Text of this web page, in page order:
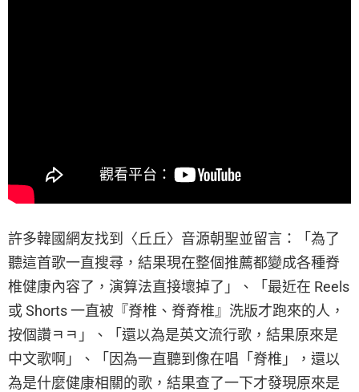
許多韓國網友找到〈丘丘〉音源朝聖並留言：「為了
聽這首歌一直搜尋，結果現在整個推薦都變成各種脊
椎健康內容了，演算法直接壞掉了」、「最近在 Reels
或 Shorts 一直被『脊椎、脊脊椎』洗版才跑來的人，
按個讚ㅋㅋ」、「還以為是英文流行歌，結果原來是
中文歌啊」、「因為一直聽到像在唱「脊椎」，還以
為是什麼健康相關的歌，結果查了一下才發現原來是